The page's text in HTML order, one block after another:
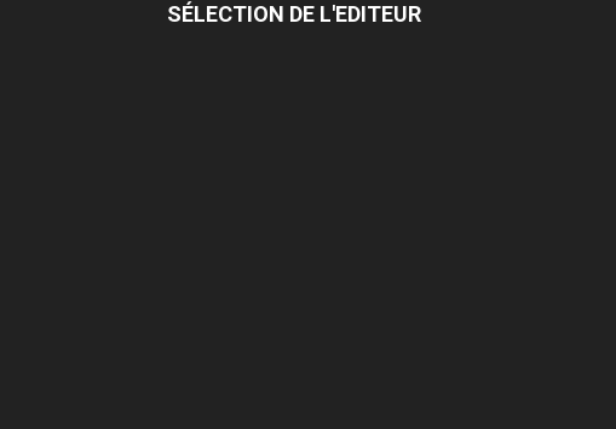
SÉLECTION DE L'EDITEUR